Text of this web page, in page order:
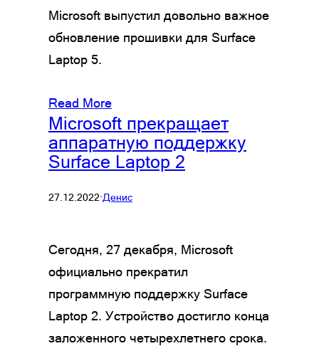
Microsoft выпустил довольно важное
обновление прошивки для Surface
Laptop 5.
Read More
Microsoft прекращает
аппаратную поддержку
Surface Laptop 2
27.12.2022·Денис
Сегодня, 27 декабря, Microsoft
официально прекратил
программную поддержку Surface
Laptop 2. Устройство достигло конца
заложенного четырехлетнего срока.